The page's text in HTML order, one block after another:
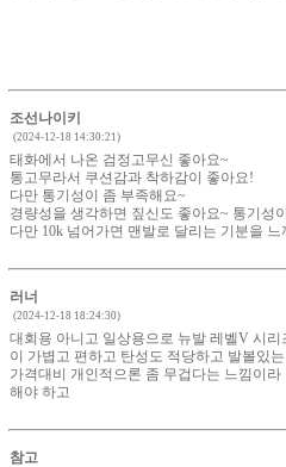
조선나이키
(2024-12-18 14:30:21)
태화에서 나온 검정고무신 좋아요~
통고무라서 쿠션감과 착하감이 좋아요!
다만 통기성이 좀 부족해요~
경량성을 생각하면 짚신도 좋아요~ 통기성
다만 10k 넘어가면 맨발로 달리는 기분을
러너
(2024-12-18 18:24:30)
대회용 아니고 일상용으로 뉴발 레벨V 시
이 가볍고 편하고 탄성도 적당하고 발볼있
가격대비 개인적으론 좀 무겁다는 느낌이
해야 하고
참고